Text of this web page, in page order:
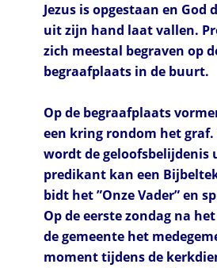
Jezus is opgestaan en God
uit zijn hand laat vallen.
zich meestal begraven op
begraafplaats in de buurt.
Op de begraafplaats
een kring rondom het
wordt de geloofsbelijdenis
predikant kan een
bidt het ”Onze Vader” en
Op de eerste zondag na
de gemeente het
moment tijdens de